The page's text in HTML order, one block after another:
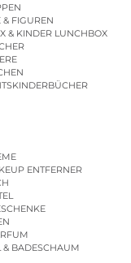
& FIGUREN
& KINDER LUNCHBOX
ENTFERNER
& BADESCHAUM